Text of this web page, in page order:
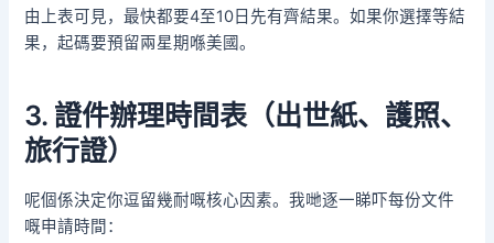
由上表可見，最快都要4至10日先有齊結果。如果你選擇等結
果，起碼要預留兩星期喺美國。
3. 證件辦理時間表（出世紙、護照、
旅行證）
呢個係決定你逗留幾耐嘅核心因素。我哋逐一睇吓每份文件
嘅申請時間：